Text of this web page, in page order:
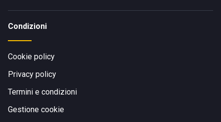
Condizioni
Cookie policy
Privacy policy
Termini e condizioni
Gestione cookie